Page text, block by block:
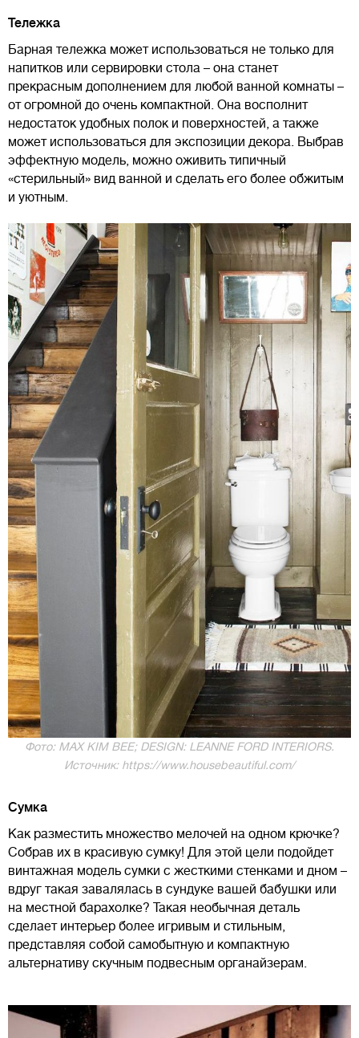
Тележка
Барная тележка может использоваться не только для
напитков или сервировки стола – она станет
прекрасным дополнением для любой ванной комнаты –
от огромной до очень компактной. Она восполнит
недостаток удобных полок и поверхностей, а также
может использоваться для экспозиции декора. Выбрав
эффектную модель, можно оживить типичный
«стерильный» вид ванной и сделать его более обжитым
и уютным.
Фото: MAX KIM BEE; DESIGN: LEANNE FORD INTERIORS.
Источник: https://www.housebeautiful.com/
Сумка
Как разместить множество мелочей на одном крючке?
Собрав их в красивую сумку! Для этой цели подойдет
винтажная модель сумки с жесткими стенками и дном –
вдруг такая завалялась в сундуке вашей бабушки или
на местной барахолке? Такая необычная деталь
сделает интерьер более игривым и стильным,
представляя собой самобытную и компактную
альтернативу скучным подвесным органайзерам.